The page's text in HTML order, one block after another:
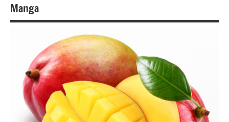
Alimentação
Saudável
Sementes
e Grãos
Manga